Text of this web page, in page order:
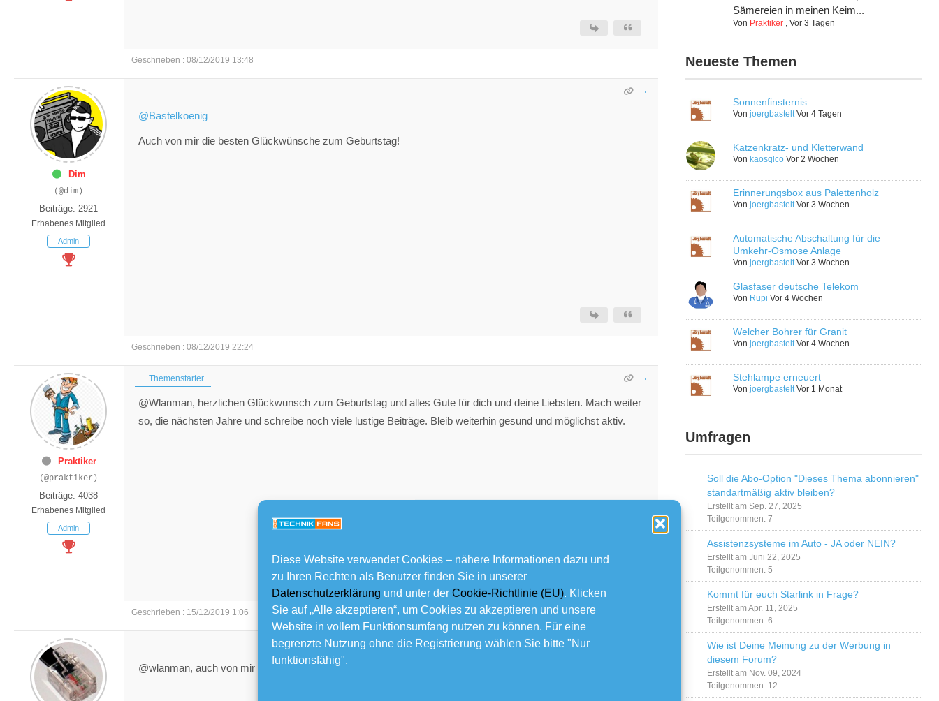
Diese Website verwendet Cookies – nähere Informationen dazu und
zu Ihren Rechten als Benutzer finden Sie in unserer
Datenschutzerklärung und unter der Cookie-Richtlinie (EU). Klicken
Sie auf „Alle akzeptieren“, um Cookies zu akzeptieren und unsere
Website in vollem Funktionsumfang nutzen zu können. Für eine
begrenzte Nutzung ohne die Registrierung wählen Sie bitte "Nur
funktionsfähig".
Geschrieben : 08/12/2019 13:48
Dim
(@dim)
Beiträge: 2921
Erhabenes Mitglied
Admin
@Bastelkoenig
Auch von mir die besten Glückwünsche zum Geburtstag!
Geschrieben : 08/12/2019 22:24
Praktiker
(@praktiker)
Beiträge: 4038
Erhabenes Mitglied
Admin
Themenstarter
@Wlanman, herzlichen Glückwunsch zum Geburtstag und alles Gute für dich und deine Liebsten. Mach weiter
so, die nächsten Jahre und schreibe noch viele lustige Beiträge. Bleib weiterhin gesund und möglichst aktiv.
Geschrieben : 15/12/2019 1:06
@wlanman, auch von mir Herzlichen Glückwunsch zum Geburtstag!
Sämereien in meinen Keim...
Von Praktiker ,Vor 3 Tagen
Neueste Themen
Sonnenfinsternis
Vonjoergbastelt Vor 4 Tagen
Katzenkratz- und Kletterwand
Von kaosqlco Vor 2 Wochen
Erinnerungsbox aus Palettenholz
Vonjoergbastelt Vor 3 Wochen
Automatische Abschaltung für die
Umkehr-Osmose Anlage
Vonjoergbastelt Vor 3 Wochen
Glasfaser deutsche Telekom
Von Rupi Vor 4 Wochen
Welcher Bohrer für Granit
Vonjoergbastelt Vor 4 Wochen
Stehlampe erneuert
Vonjoergbastelt Vor 1 Monat
Umfragen
Soll die Abo-Option "Dieses Thema abonnieren"
standartmäßig aktiv bleiben?
Erstellt am Sep. 27, 2025
Teilgenommen: 7
Assistenzsysteme im Auto - JA oder NEIN?
Erstellt am Juni 22, 2025
Teilgenommen: 5
Kommt für euch Starlink in Frage?
Erstellt am Apr. 11, 2025
Teilgenommen: 6
Wie ist Deine Meinung zu der Werbung in
diesem Forum?
Erstellt am Nov. 09, 2024
Teilgenommen: 12